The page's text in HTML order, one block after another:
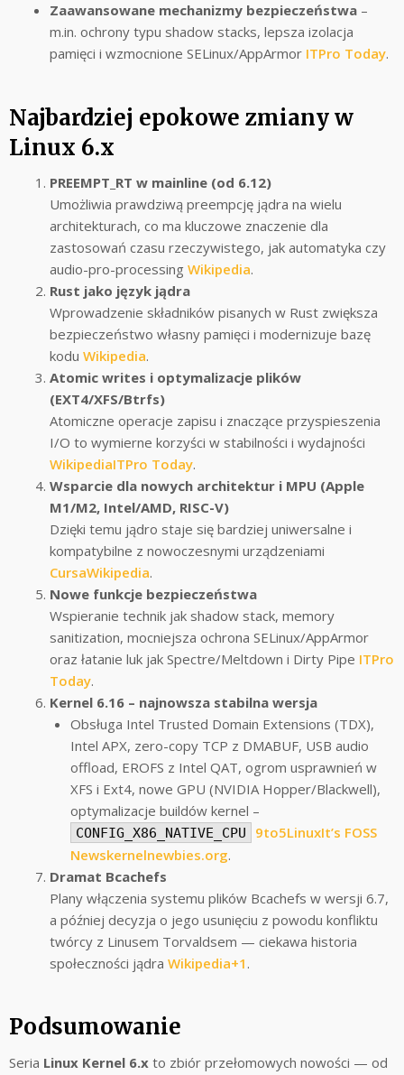
Zaawansowane mechanizmy bezpieczeństwa –
m.in. ochrony typu shadow stacks, lepsza izolacja
pamięci i wzmocnione SELinux/AppArmor ITPro Today.
Najbardziej epokowe zmiany w
Linux 6.x
PREEMPT_RT w mainline (od 6.12)
Umożliwia prawdziwą preempcję jądra na wielu
architekturach, co ma kluczowe znaczenie dla
zastosowań czasu rzeczywistego, jak automatyka czy
audio-pro-processing Wikipedia.
Rust jako język jądra
Wprowadzenie składników pisanych w Rust zwiększa
bezpieczeństwo własny pamięci i modernizuje bazę
kodu Wikipedia.
Atomic writes i optymalizacje plików
(EXT4/XFS/Btrfs)
Atomiczne operacje zapisu i znaczące przyspieszenia
I/O to wymierne korzyści w stabilności i wydajności
WikipediaITPro Today.
Wsparcie dla nowych architektur i MPU (Apple
M1/M2, Intel/AMD, RISC-V)
Dzięki temu jądro staje się bardziej uniwersalne i
kompatybilne z nowoczesnymi urządzeniami
CursaWikipedia.
Nowe funkcje bezpieczeństwa
Wspieranie technik jak shadow stack, memory
sanitization, mocniejsza ochrona SELinux/AppArmor
oraz łatanie luk jak Spectre/Meltdown i Dirty Pipe ITPro
Today.
Kernel 6.16 – najnowsza stabilna wersja
Obsługa Intel Trusted Domain Extensions (TDX),
Intel APX, zero-copy TCP z DMABUF, USB audio
offload, EROFS z Intel QAT, ogrom usprawnień w
XFS i Ext4, nowe GPU (NVIDIA Hopper/Blackwell),
optymalizacje buildów kernel –
CONFIG_X86_NATIVE_CPU 9to5LinuxIt’s FOSS
Newskernelnewbies.org.
Dramat Bcachefs
Plany włączenia systemu plików Bcachefs w wersji 6.7,
a później decyzja o jego usunięciu z powodu konfliktu
twórcy z Linusem Torvaldsem — ciekawa historia
społeczności jądra Wikipedia+1 .
Podsumowanie
Seria Linux Kernel 6.x to zbiór przełomowych nowości — od